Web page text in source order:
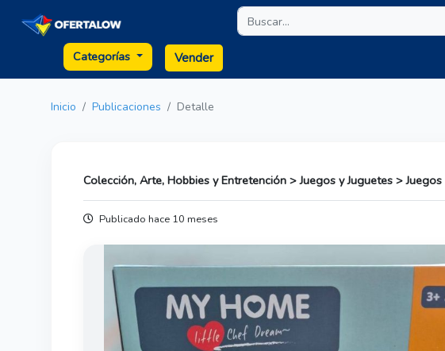
Categorías Vender
Inicio Publicaciones Detalle
Colección, Arte, Hobbies y Entretención > Juegos y Juguetes >
Publicado hace 10 meses